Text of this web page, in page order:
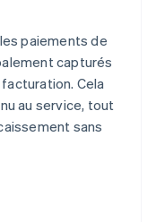
les paiements de
capturés
Cela
au service, tout
sans